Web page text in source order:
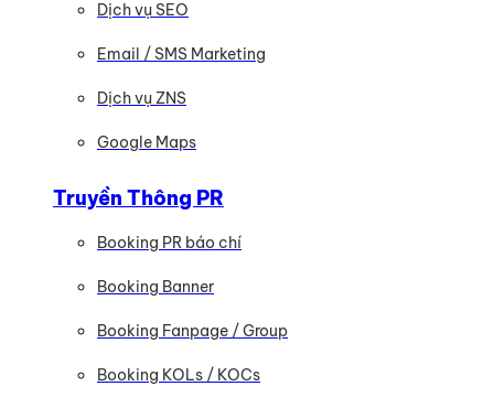
Dịch vụ SEO
Email / SMS Marketing
Dịch vụ ZNS
Google Maps
Truyền Thông PR
Booking PR báo chí
Booking Banner
Booking Fanpage / Group
Booking KOLs / KOCs